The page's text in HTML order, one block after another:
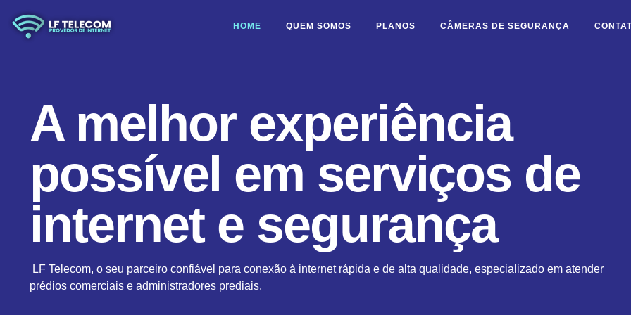
HOME QUEM SOMOS PLANOS CÂMERAS DE SEGURANÇA
A melhor experiência
possível em serviços de
internet e segurança
LF Telecom, o seu parceiro confiável para conexão à internet rápida e de alta qualidade, especializado em atender
prédios comerciais e administradores prediais.